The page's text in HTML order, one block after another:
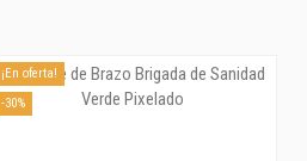
¡En oferta!
-30%